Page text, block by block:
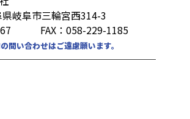
岐阜市三輪宮西314-3
FAX：058-229-1185
問い合わせはご遠慮願います。